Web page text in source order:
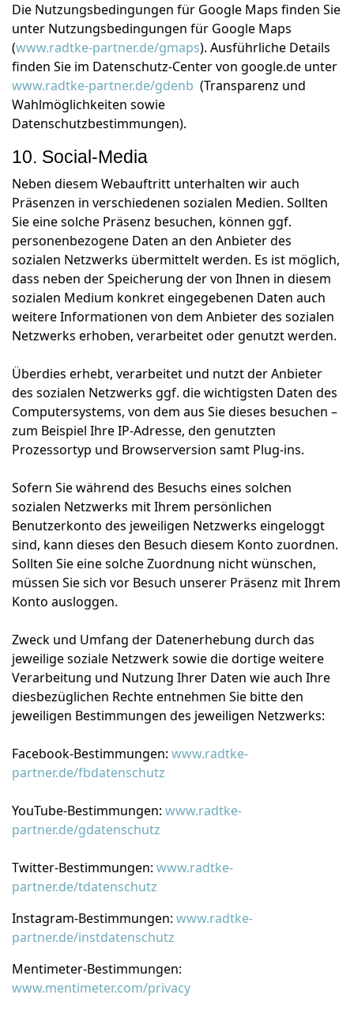
Die Nutzungsbedingungen für Google Maps finden Sie
unter Nutzungsbedingungen für Google Maps
(www.radtke-partner.de/gmaps). Ausführliche Details
finden Sie im Datenschutz-Center von google.de unter
www.radtke-partner.de/gdenb (Transparenz und
Wahlmöglichkeiten sowie
Datenschutzbestimmungen).
10. Social-Media
Neben diesem Webauftritt unterhalten wir auch
Präsenzen in verschiedenen sozialen Medien. Sollten
Sie eine solche Präsenz besuchen, können ggf.
personenbezogene Daten an den Anbieter des
sozialen Netzwerks übermittelt werden. Es ist möglich,
dass neben der Speicherung der von Ihnen in diesem
sozialen Medium konkret eingegebenen Daten auch
weitere Informationen von dem Anbieter des sozialen
Netzwerks erhoben, verarbeitet oder genutzt werden.
Überdies erhebt, verarbeitet und nutzt der Anbieter
des sozialen Netzwerks ggf. die wichtigsten Daten des
Computersystems, von dem aus Sie dieses besuchen –
zum Beispiel Ihre IP-Adresse, den genutzten
Prozessortyp und Browserversion samt Plug-ins.
Sofern Sie während des Besuchs eines solchen
sozialen Netzwerks mit Ihrem persönlichen
Benutzerkonto des jeweiligen Netzwerks eingeloggt
sind, kann dieses den Besuch diesem Konto zuordnen.
Sollten Sie eine solche Zuordnung nicht wünschen,
müssen Sie sich vor Besuch unserer Präsenz mit Ihrem
Konto ausloggen.
Zweck und Umfang der Datenerhebung durch das
jeweilige soziale Netzwerk sowie die dortige weitere
Verarbeitung und Nutzung Ihrer Daten wie auch Ihre
diesbezüglichen Rechte entnehmen Sie bitte den
jeweiligen Bestimmungen des jeweiligen Netzwerks:
Facebook-Bestimmungen: www.radtke-
partner.de/fbdatenschutz
YouTube-Bestimmungen: www.radtke-
partner.de/gdatenschutz
Twitter-Bestimmungen: www.radtke-
partner.de/tdatenschutz
Instagram-Bestimmungen: www.radtke-
partner.de/instdatenschutz
Mentimeter-Bestimmungen:
www.mentimeter.com/privacy